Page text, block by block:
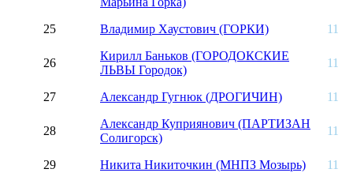
25 Владимир Хаустович (ГОРКИ) 11
26
Кирилл Баньков (ГОРОДОКСКИЕ
ЛЬВЫ Городок)
11
27 Александр Гугнюк (ДРОГИЧИН) 11
28
Александр Куприянович (ПАРТИЗАН
Солигорск)
11
29 Никита Никиточкин (МНПЗ Мозырь)
11